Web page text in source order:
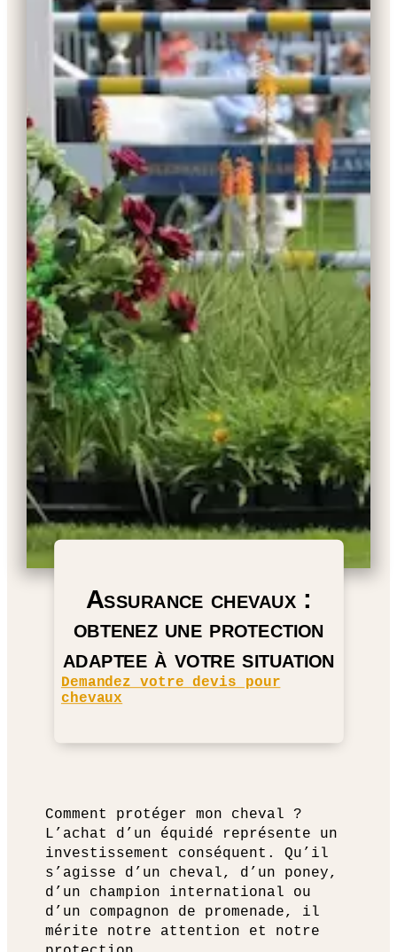
Assurance chevaux :
obtenez une protection
adaptee à votre situation
Demandez votre devis pour
chevaux
Comment protéger mon cheval ?
L’achat d’un équidé représente un
investissement conséquent. Qu’il
s’agisse d’un cheval, d’un poney,
d’un champion international ou
d’un compagnon de promenade, il
mérite notre attention et notre